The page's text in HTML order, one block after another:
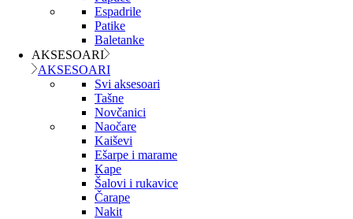
Espadrile
Patike
Baletanke
AKSESOARI
AKSESOARI
Svi aksesoari
Tašne
Novčanici
Naočare
Kaiševi
Ešarpe i marame
Kape
Šalovi i rukavice
Čarape
Nakit